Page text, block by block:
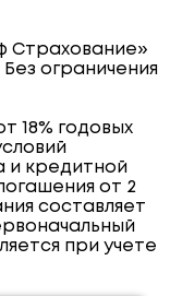
Страхование»
Без ограничения
18% годовых
и кредитной
от 2
составляет
при учете